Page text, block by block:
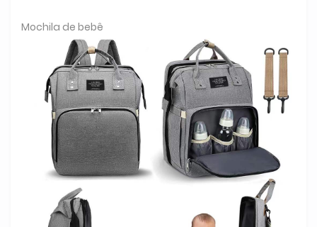
Mochila de bebê